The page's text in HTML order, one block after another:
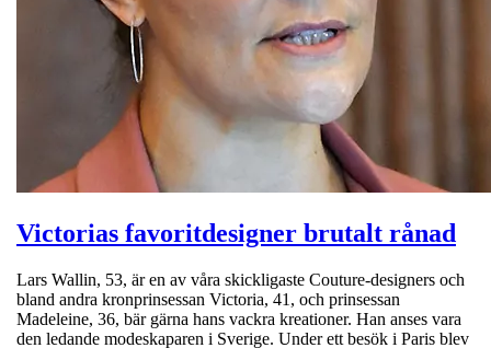
Victorias favoritdesigner brutalt rånad
Lars Wallin, 53, är en av våra skickligaste Couture-designers och
bland andra kronprinsessan Victoria, 41, och prinsessan
Madeleine, 36, bär gärna hans vackra kreationer. Han anses vara
den ledande modeskaparen i Sverige. Under ett besök i Paris blev